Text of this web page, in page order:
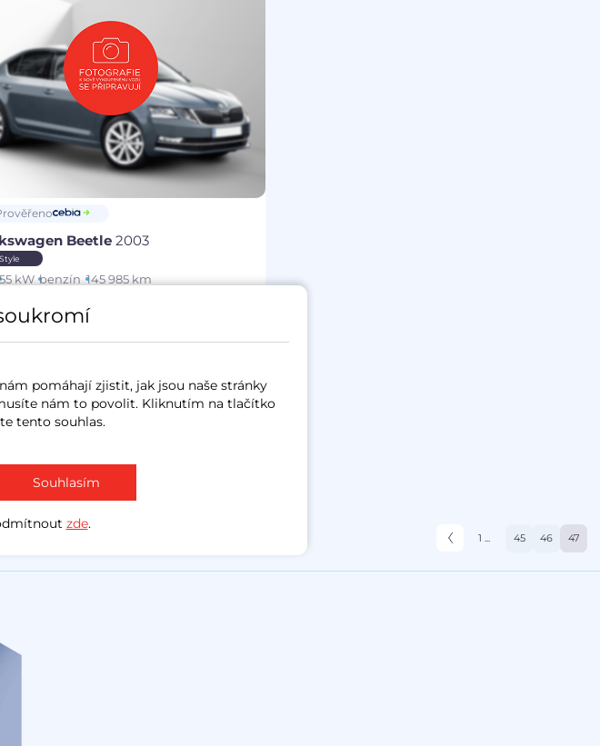
Beetle 2003
Style
55 kW benzín 145 985 km
Kč 50 000 Kč
1 ... 45 46 47
pomáhají zjistit, jak jsou naše stránky
nám to povolit. Kliknutím na tlačítko
tento souhlas.
Souhlasím
zde.